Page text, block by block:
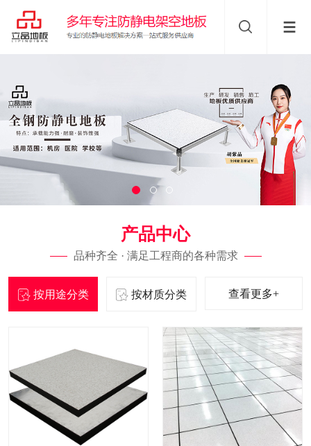
产品中心
品种齐全 · 满足工程商的各种需求
按用途分类 按材质分类 查看更多+